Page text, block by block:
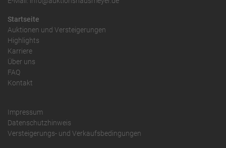
Startseite
Auktionen und Versteigerungen
Highlights
Karriere
Über uns
FAQ
Kontakt
Impressum
Datenschutzhinweis
Versteigerungs- und Verkaufsbedingungen